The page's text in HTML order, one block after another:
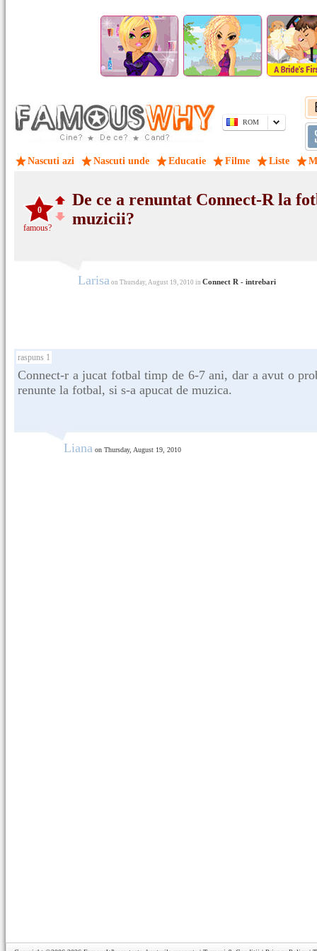
ROM
Nascuti azi Nascuti unde Educatie Filme Liste
0
famous?
De ce a renuntat Connect-R la
muzicii?
Larisa on Thursday, August 19, 2010 in Connect R - intrebari
raspuns 1
Connect-r a jucat fotbal timp de 6-7 ani, dar a avut o
renunte la fotbal, si s-a apucat de muzica.
Liana on Thursday, August 19, 2010